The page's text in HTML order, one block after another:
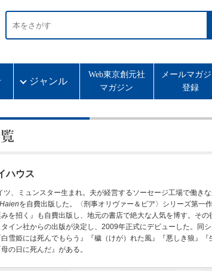
ジャンル
Web東京創元社
マガジン
メールマガ
登録
ハウス
ツ、ミュンスター生まれ。夫が経営するソーセージ工場で働き
を自費出版した。〈刑事オリヴァー＆ピア〉シリーズ第一
を招く』も自費出版し、地元の書店で絶大な人気を博す。その
イン社からの出版が決定し、2009年正式にデビューした。同
白雪姫には死んでもらう』『穢（けが）れた風』『悪しき狼』
の日に死んだ』がある。